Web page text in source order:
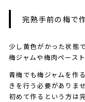
完熟手前の梅で
少し黄色がかった状態
梅ジャムや梅肉ペース
青梅でも梅ジャムを作
きを行う必要がありま
初めて作るという方は